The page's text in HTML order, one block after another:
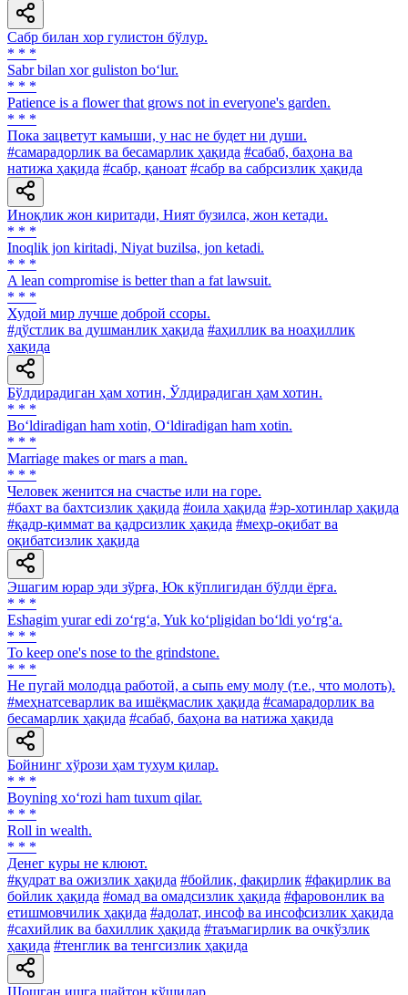
Сабр билан хор гулистон бўлур.
* * *
Sabr bilan xor guliston bo‘lur.
* * *
Patience is a flower that grows not in everyone's garden.
* * *
Пока зацветут камыши, у нас не будет ни души.
#самарадорлик ва бесамарлик ҳақида #сабаб, баҳона ва
натижа ҳақида #сабр, қаноат #сабр ва сабрсизлик ҳақида
Иноқлик жон киритади, Ният бузилса, жон кетади.
* * *
Inoqlik jon kiritadi, Niyat buzilsa, jon ketadi.
* * *
A lean compromise is better than a fat lawsuit.
* * *
Худой мир лучше доброй ссоры.
#дўстлик ва душманлик ҳақида #аҳиллик ва ноаҳиллик
ҳақида
Бўлдирадиган ҳам хотин, Ўлдирадиган ҳам хотин.
* * *
Bo‘ldiradigan ham xotin, O‘ldiradigan ham xotin.
* * *
Marriage makes or mars a man.
* * *
Человек женится на счастье или на горе.
#бахт ва бахтсизлик ҳақида #оила ҳақида #эр-хотинлар ҳақида
#қадр-қиммат ва қадрсизлик ҳақида #меҳр-оқибат ва
оқибатсизлик ҳақида
Эшагим юрар эди зўрға, Юк кўплигидан бўлди ёрға.
* * *
Eshagim yurar edi zo‘rg‘a, Yuk ko‘pligidan bo‘ldi yo‘rg‘a.
* * *
To keep one's nose to the grindstone.
* * *
He пугай молодца работой, а сыпь ему молу (т.е., что молоть).
#меҳнатсеварлик ва ишёқмаслик ҳақида #самарадорлик ва
бесамарлик ҳақида #сабаб, баҳона ва натижа ҳақида
Бойнинг хўрози ҳам тухум қилар.
* * *
Boyning xo‘rozi ham tuxum qilar.
* * *
Roll in wealth.
* * *
Денег куры не клюют.
#қудрат ва ожизлик ҳақида #бойлик, фақирлик #фақирлик ва
бойлик ҳақида #омад ва омадсизлик ҳақида #фаровонлик ва
етишмовчилик ҳақида #адолат, инсоф ва инсофсизлик ҳақида
#сахийлик ва бахиллик ҳақида #таъмагирлик ва очкўзлик
ҳақида #тенглик ва тенгсизлик ҳақида